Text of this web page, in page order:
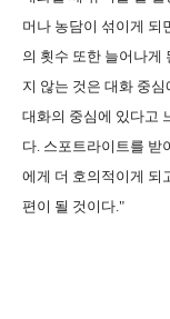
머나 농담이 섞이게 되
의 횟수 또한 늘어나게
지 않는 것은 대화 중
대화의 중심에 있다고
다. 스포트라이트를 받
에게 더 호의적이게 되
편이 될 것이다."